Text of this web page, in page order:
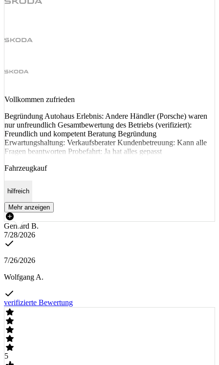
Vollkommen zufrieden
Begründung Autohaus Erlebnis: Andere Händler (Porsche) waren
nur unfreundlich Gesamtbewertung des Betriebs (verifiziert):
Freundlich und kompetent Beratung Begründung
Erwartungshaltung: Verkaufsberater Kundenbetreuung: Kann alle
Fragen beantworten Probefahrt: Ja hat alles gepasst
Fahrzeugkauf
hilfreich
Mehr anzeigen
Gerhard B.
7/28/2026
7/26/2026
Wolfgang A.
verifizierte Bewertung
5